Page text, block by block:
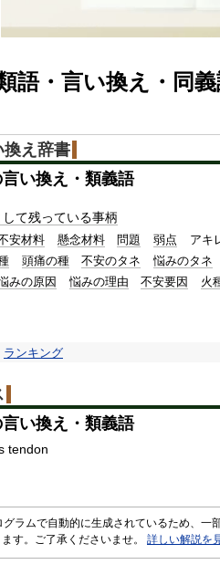
語・言い換え・同
え辞書
言い換え・類義語
て残っている事柄
安材料 懸念材料 問題 弱点 アキ
頭痛の種 不安のタネ 悩みのタネ
みの原因 悩みの理由 不安要因 火
ランキング
言い換え・類義語
tendon
ラムで自動的に生成されているため、一
す。ご了承くださいませ。 詳しい解説を